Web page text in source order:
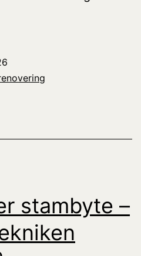
stambyte –